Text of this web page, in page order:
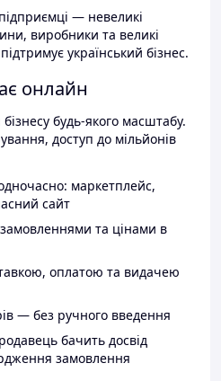
— невеликі
виробники та великі
український бізнес.
онлайн
будь-якого масштабу.
доступ до мільйонів
маркетплейс,
сайт
та цінами в
оплатою та видачею
— без ручного введення
бачить досвід
замовлення